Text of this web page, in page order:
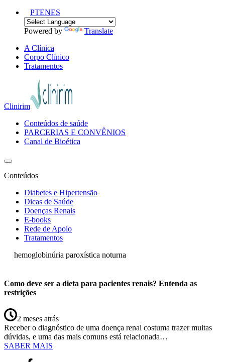
PTENES
Powered by
Translate
A Clínica
Corpo Clínico
Tratamentos
Clinirim
Conteúdos de saúde
PARCERIAS E CONVÊNIOS
Canal de Bioética
Conteúdos
Diabetes e Hipertensão
Dicas de Saúde
Doenças Renais
E-books
Rede de Apoio
Tratamentos
hemoglobinúria paroxística noturna
Como deve ser a dieta para pacientes renais? Entenda as
restrições
2 meses atrás
Receber o diagnóstico de uma doença renal costuma trazer muitas
dúvidas, e uma das mais comuns está relacionada…
SABER MAIS